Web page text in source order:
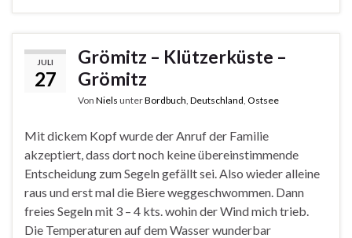
JULI
27
Grömitz – Klützerküste –
Grömitz
Von Niels unterBordbuch Deutschland Ostsee
Mit dickem Kopf wurde der Anruf der Familie
akzeptiert, dass dort noch keine übereinstimmende
Entscheidung zum Segeln gefällt sei. Also wieder alleine
raus und erst mal die Biere weggeschwommen. Dann
freies Segeln mit 3 – 4 kts. wohin der Wind mich trieb.
Die Temperaturen auf dem Wasser wunderbar